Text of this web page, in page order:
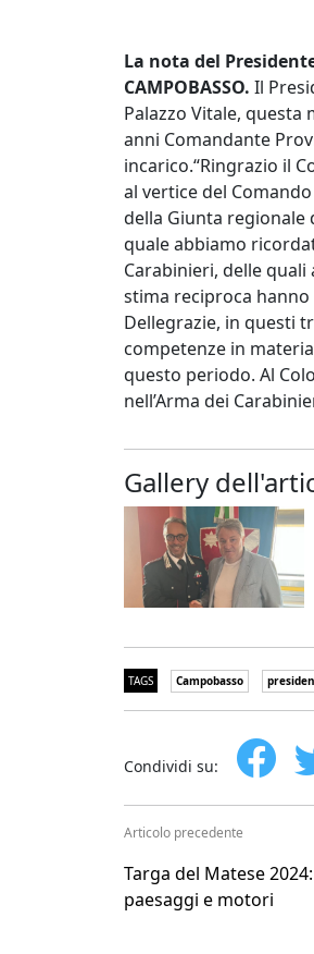
La nota del
CAMPOBASSO. Il
Palazzo Vitale,
anni Comandante
incarico.“Ringrazio il
al vertice del
della Giunta regionale
quale abbiamo
Carabinieri, delle
stima reciproca
Dellegrazie, in questi
competenze in
questo periodo. Al
nell’Arma dei
Gallery
TAGS Campobasso
Condividi su:
Articolo precedente
Targa del Matese
paesaggi e motori